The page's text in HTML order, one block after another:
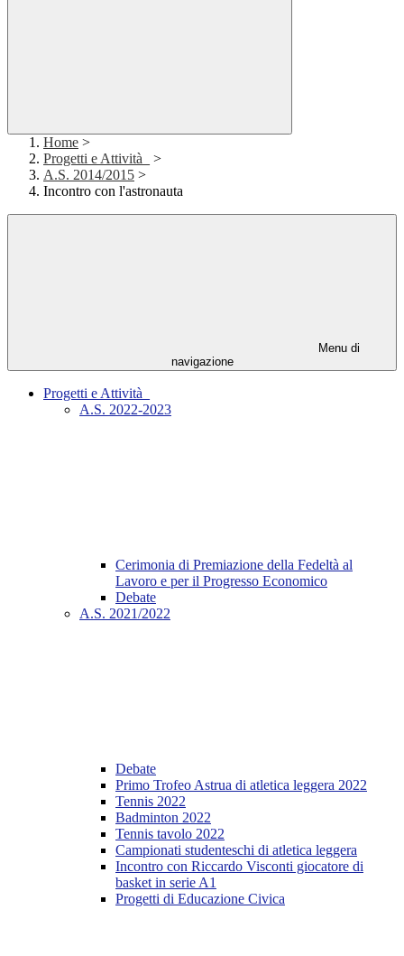
Home >
Progetti e Attività_
>
A.S. 2014/2015 >
Incontro con l'astronauta
Menu di
navigazione
Progetti e Attività_
A.S. 2022-2023
Cerimonia di Premiazione della Fedeltà al
Lavoro e per il Progresso Economico
Debate
A.S. 2021/2022
Debate
Primo Trofeo Astrua di atletica leggera 2022
Tennis 2022
Badminton 2022
Tennis tavolo 2022
Campionati studenteschi di atletica leggera
Incontro con Riccardo Visconti giocatore di
basket in serie A1
Progetti di Educazione Civica